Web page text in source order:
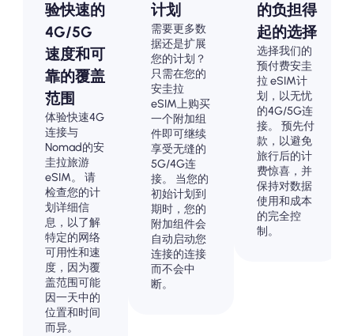
验快速的
4G/5G
速度和可
靠的覆盖
范围
体验快速4G
连接与
Nomad的安
圭拉旅游
eSIM。 请
检查您的计
划详细信
息，以了解
特定的网络
可用性和速
度，因为覆
盖范围可能
因一天中的
位置和时间
而异。
计划
需要更多数
据还是扩展
您的计划？
只需在您的
安圭拉
eSIM上购买
一个附加组
件即可继续
享受无缝的
5G/4G连
接。 当您的
初始计划到
期时，您的
附加组件会
自动启动您
连接的连接
而不会中
断。
的负担得
起的选择
选择我们的
预付费安圭
拉 eSIM计
划，以无忧
的4G/5G连
接。 预先付
款，以避免
旅行后的计
费惊喜，并
保持对数据
使用和成本
的完全控
制。